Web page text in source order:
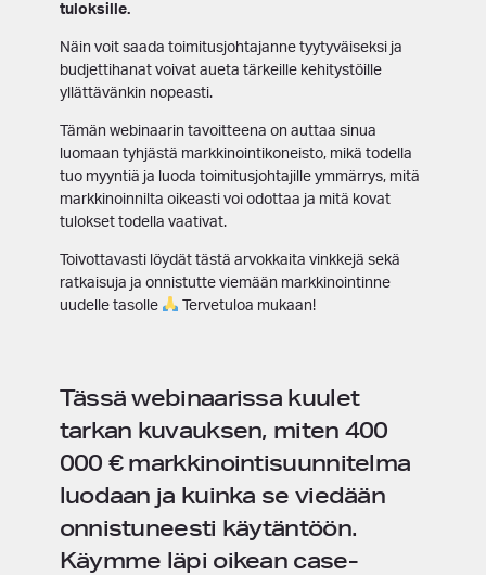
tuloksille.
Näin voit saada toimitusjohtajanne tyytyväiseksi ja
budjettihanat voivat aueta tärkeille kehitystöille
yllättävänkin nopeasti.
Tämän webinaarin tavoitteena on auttaa sinua
luomaan tyhjästä markkinointikoneisto, mikä todella
tuo myyntiä ja luoda toimitusjohtajille ymmärrys, mitä
markkinoinnilta oikeasti voi odottaa ja mitä kovat
tulokset todella vaativat.
Toivottavasti löydät tästä arvokkaita vinkkejä sekä
ratkaisuja ja onnistutte viemään markkinointinne
uudelle tasolle
Tervetuloa mukaan!
Tässä webinaarissa kuulet
tarkan kuvauksen, miten 400
000 € markkinointisuunnitelma
luodaan ja kuinka se viedään
onnistuneesti käytäntöön.
Käymme läpi oikean case-